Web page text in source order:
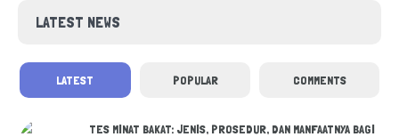
LATEST NEWS
LATEST POPULAR COMMENTS
TES MINAT BAKAT: JENIS, PROSEDUR, DAN MANFAATNYA BAGI